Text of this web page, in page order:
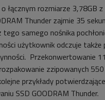
łącznym rozmiarze 3,78GB z
Thunder zajmie 35
samego nośnika
użytkownik odczuje także
Przekonwertowanie
zzipowanych 550
przykłady
SSD GOODRAM Thunder.